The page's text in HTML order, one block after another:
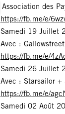
Association des
https://fb.me/e/
Samedi 19 Juillet
Avec :
https://fb.me/e/
Samedi 26 Juillet
Avec : Starsailor +
https://fb.me/e/
Samedi 02 Août